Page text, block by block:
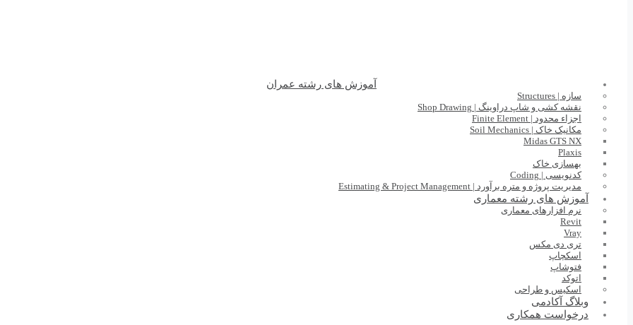
آموزش های رشته عمران
سازه | Structures
نقشه کشی و شاپ دراوینگ | Shop Drawing
اجزاء محدود | Finite Element
مکانیک خاک | Soil Mechanics
Midas GTS NX
Plaxis
بهسازی خاک
کدنویسی | Coding
مدیریت پروژه و متره برآورد | Estimating & Project Management
آموزش های رشته معماری
نرم افزارهای معماری
Revit
Vray
تری دی مکس
اسکچاپ
فتوشاپ
اتوکد
اسکیس و طراحی
وبلاگ آکادمی
درخواست همکاری